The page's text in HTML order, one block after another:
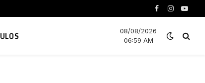
Facebook
Instagram
08/08/2026
06:59 AM